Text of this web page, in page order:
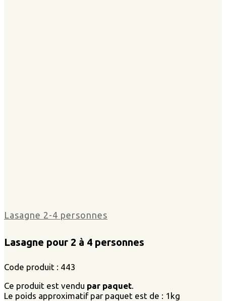
Lasagne 2-4 personnes
Lasagne pour 2 à 4 personnes
Code produit : 443
Ce produit est vendu par paquet.
Le poids approximatif par paquet est de : 1kg